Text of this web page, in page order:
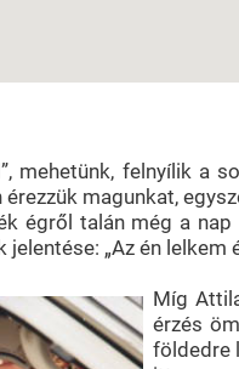
mehetünk, felnyílik
magunkat,
égről talán még a
„Az én lelkem
Míg
érzés
földedre